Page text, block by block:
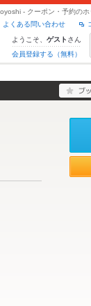
- クーポン・予約のホ
よくある問い合わせ
ようこそ、 ゲスト さん
会員登録する（無料）